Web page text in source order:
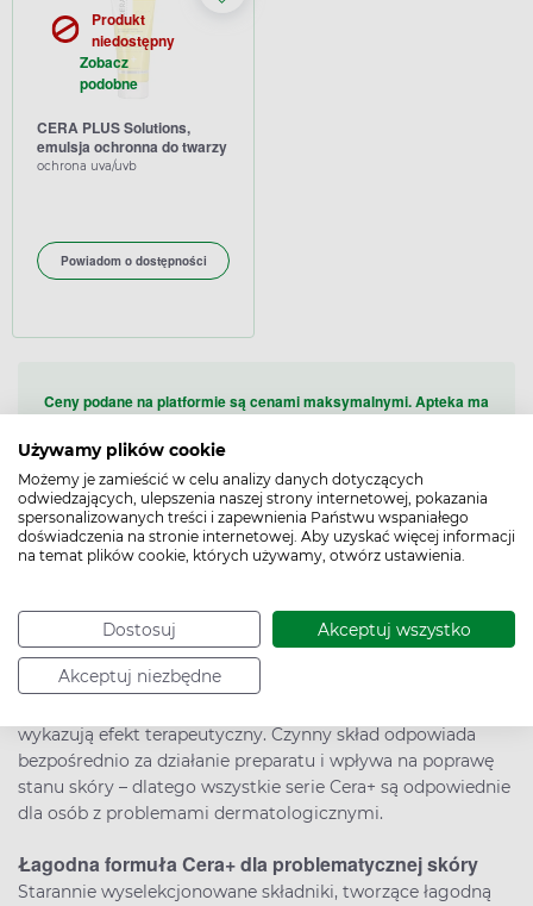
Używamy plików cookie
Możemy je zamieścić w celu analizy danych dotyczących
odwiedzających, ulepszenia naszej strony internetowej, pokazania
spersonalizowanych treści i zapewnienia Państwu wspaniałego
doświadczenia na stronie internetowej. Aby uzyskać więcej informacji
na temat plików cookie, których używamy, otwórz ustawienia.
Dostosuj Akceptuj wszystko
Akceptuj niezbędne
Produkt
niedostępny
Zobacz
podobne
CERA PLUS Solutions,
emulsja ochronna do twarzy
i ciała SPF 30, 200 ml
ochrona uva/uvb
Powiadom o dostępności
Ceny podane na platformie są cenami maksymalnymi. Apteka ma
prezentowanej na platformie. Nie dotyczy to leków refundowanych, w
stosunku do których obowiązują ceny urzędowe.
21 produktów
wykazują efekt terapeutyczny. Czynny skład odpowiada
bezpośrednio za działanie preparatu i wpływa na poprawę
stanu skóry – dlatego wszystkie serie Cera+ są odpowiednie
dla osób z problemami dermatologicznymi.
Łagodna formuła Cera+ dla problematycznej skóry
Starannie wyselekcjonowane składniki, tworzące łagodną